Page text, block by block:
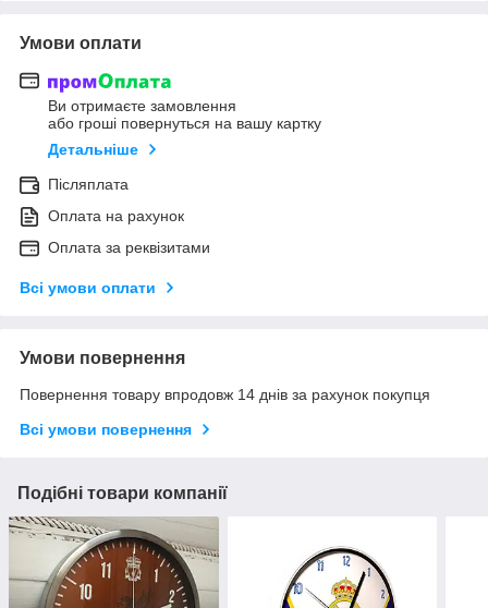
Умови оплати
Ви отримаєте замовлення
або гроші повернуться на вашу картку
Детальніше
Післяплата
Оплата на рахунок
Оплата за реквізитами
Всі умови оплати
Умови повернення
Повернення товару впродовж 14 днів за рахунок покупця
Всі умови повернення
Подібні товари компанії